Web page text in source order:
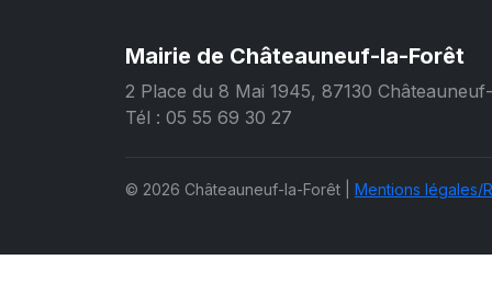
Mairie de Châteauneuf-la-Forêt
2 Place du 8 Mai 1945, 87130
Tél : 05 55 69 30 27
© 2026 Châteauneuf-la-Forêt | Mentions légales/